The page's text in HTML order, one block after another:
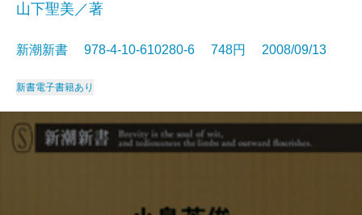
山下聖美／著
新潮新書 978-4-10-610280-6 748円 2008/09/13
新書電子書籍あり